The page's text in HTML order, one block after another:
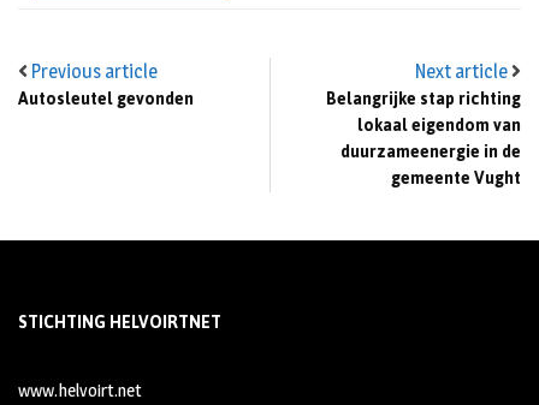
Previous article
Autosleutel gevonden
Next article
Belangrijke stap richting
lokaal eigendom van
duurzameenergie in de
gemeente Vught
STICHTING HELVOIRTNET
www.helvoirt.net